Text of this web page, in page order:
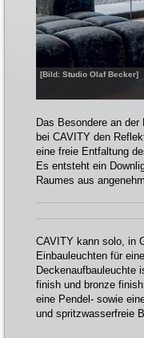
[Bild: Studio Olaf Becker]
Das Besondere an
bei CAVITY den
eine freie Entfaltung
Es entsteht ein
Raumes aus
CAVITY kann solo, in
Einbauleuchten für
Deckenaufbauleuchte
finish und bronze
eine Pendel- sowie
und spritzwasserfreie